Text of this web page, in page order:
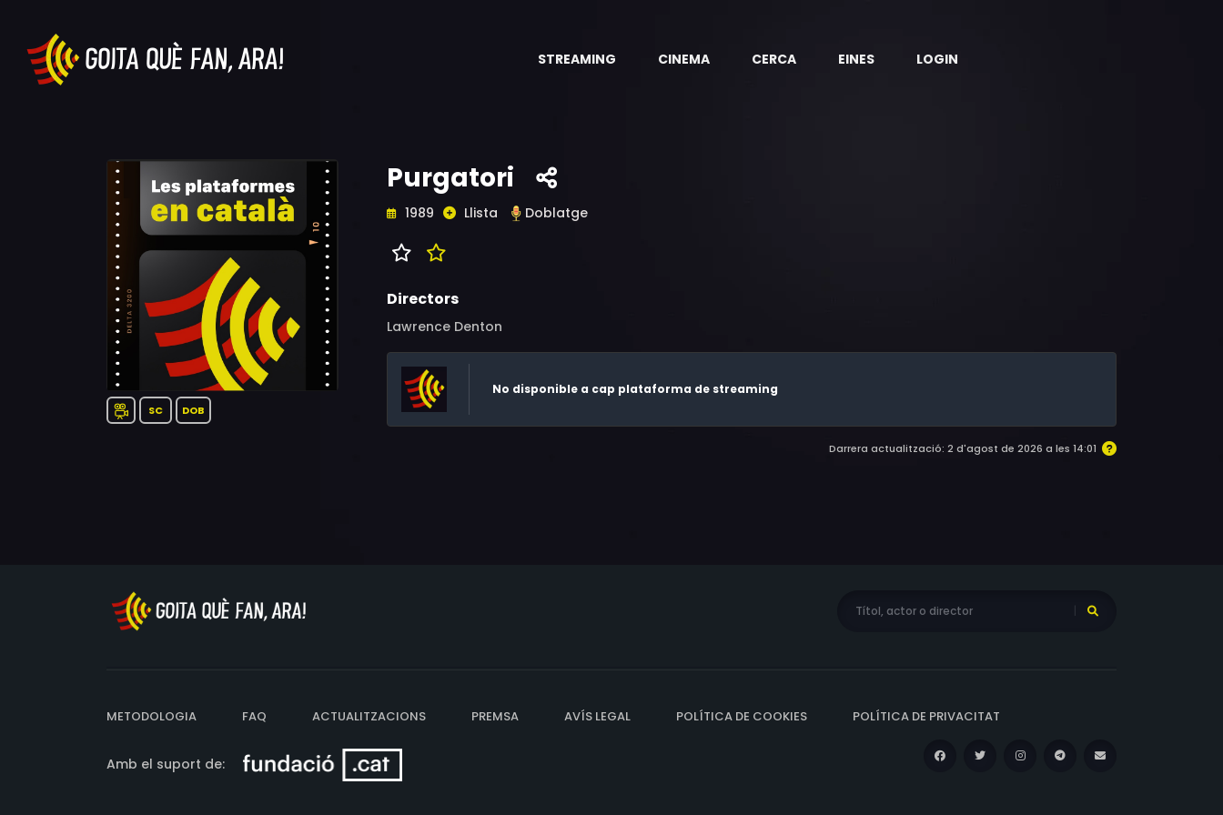
STREAMING CINEMA CERCA EINES LOGIN
SC DOB
Purgatori
1989 Llista Doblatge
Directors
Lawrence Denton
No disponible a cap plataforma de streaming
Darrera actualització: 2 d'agost de 2026 a les 14:01
METODOLOGIA FAQ ACTUALITZACIONS PREMSA AVÍS LEGAL POLÍTICA DE COOKIES POLÍTICA DE PRIVACITAT
Amb el suport de: